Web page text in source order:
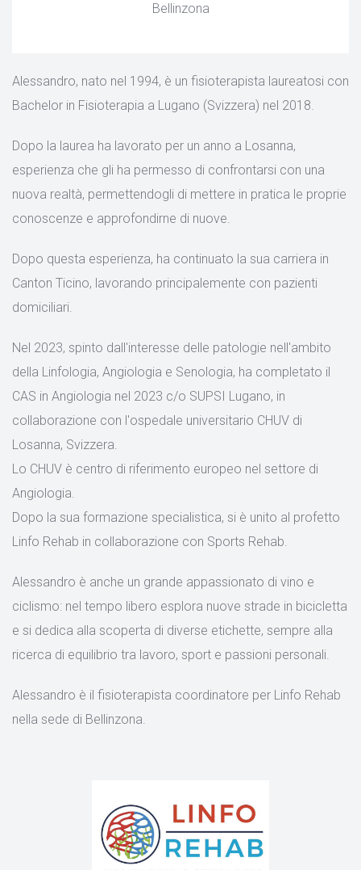
Bellinzona
Alessandro, nato nel 1994, è un fisioterapista laureatosi con
Bachelor in Fisioterapia a Lugano (Svizzera) nel 2018.
Dopo la laurea ha lavorato per un anno a Losanna,
esperienza che gli ha permesso di confrontarsi con una
nuova realtà, permettendogli di mettere in pratica le proprie
conoscenze e approfondirne di nuove.
Dopo questa esperienza, ha continuato la sua carriera in
Canton Ticino, lavorando principalemente con pazienti
domiciliari.
Nel 2023, spinto dall'interesse delle patologie nell'ambito
della Linfologia, Angiologia e Senologia, ha completato il
CAS in Angiologia nel 2023 c/o SUPSI Lugano, in
collaborazione con l'ospedale universitario CHUV di
Losanna, Svizzera.
Lo CHUV è centro di riferimento europeo nel settore di
Angiologia.
Dopo la sua formazione specialistica, si è unito al profetto
Linfo Rehab in collaborazione con Sports Rehab.
Alessandro è anche un grande appassionato di vino e
ciclismo: nel tempo libero esplora nuove strade in bicicletta
e si dedica alla scoperta di diverse etichette, sempre alla
ricerca di equilibrio tra lavoro, sport e passioni personali.
Alessandro è il fisioterapista coordinatore per Linfo Rehab
nella sede di Bellinzona.